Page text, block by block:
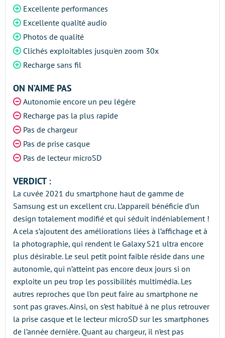
Excellente performances
Excellente qualité audio
Photos de qualité
Clichés exploitables jusqu'en zoom 30x
Recharge sans fil
ON N’AIME PAS
Autonomie encore un peu légère
Recharge pas la plus rapide
Pas de chargeur
Pas de prise casque
Pas de lecteur microSD
VERDICT :
La cuvée 2021 du smartphone haut de gamme de
Samsung est un excellent cru. L’appareil bénéficie d’un
design totalement modifié et qui séduit indéniablement !
A cela s’ajoutent des améliorations liées à l’affichage et à
la photographie, qui rendent le Galaxy S21 ultra encore
plus désirable. Le seul petit point faible réside dans une
autonomie, qui n’atteint pas encore deux jours si on
exploite un peu trop les possibilités multimédia. Les
autres reproches que l’on peut faire au smartphone ne
sont pas graves. Ainsi, on s’est habitué à ne plus retrouver
la prise casque et le lecteur microSD sur les smartphones
de l’année dernière. Quant au chargeur, il n’est pas